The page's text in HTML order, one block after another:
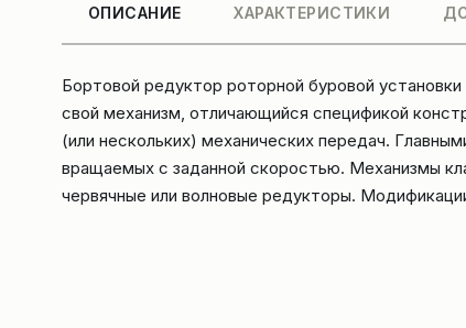
ОПИСАНИЕ ХАРАКТЕРИСТИКИ
Бортовой редуктор роторной буровой
свой механизм, отличающийся спецификой
(или нескольких) механических передач.
вращаемых с заданной скоростью. Механизмы
червячные или волновые редукторы.